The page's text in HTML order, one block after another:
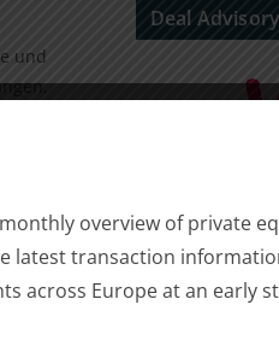
und
Deal Advisory
overview of private
latest transaction
across Europe at an early